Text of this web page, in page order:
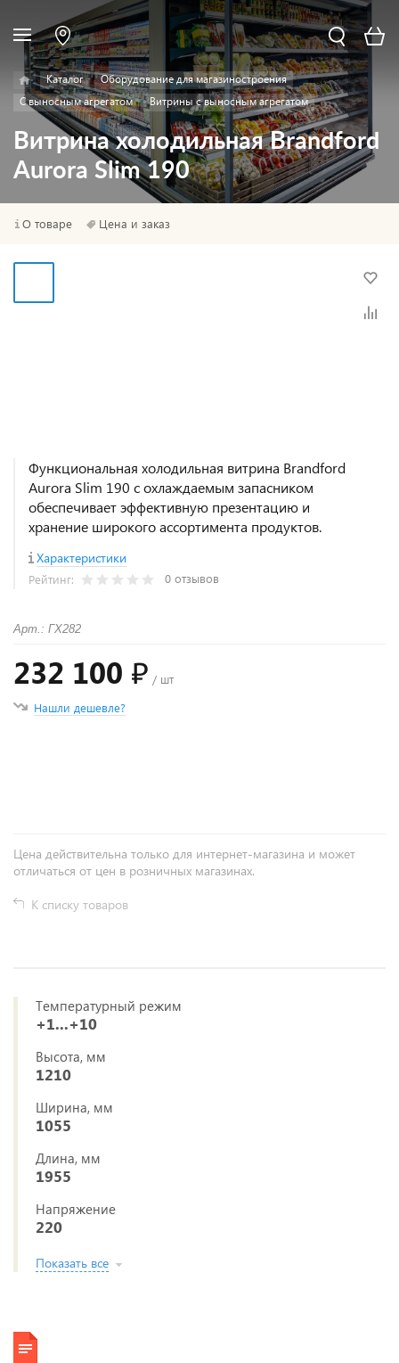
Каталог
Оборудование для магазиностроения
С выносным агрегатом
Витрины с выносным агрегатом
Витрина холодильная Brandford
Aurora Slim 190
О товаре Цена и заказ
Функциональная холодильная витрина Brandford
Aurora Slim 190 с охлаждаемым запасником
обеспечивает эффективную презентацию и
хранение широкого ассортимента продуктов.
Характеристики
Рейтинг: 0 отзывов
Арт.: ГХ282
232 100 ₽ / шт
Нашли дешевле?
Цена действительна только для интернет-магазина и может
отличаться от цен в розничных магазинах.
К списку товаров
Температурный режим
+1...+10
Высота, мм
1210
Ширина, мм
1055
Длина, мм
1955
Напряжение
220
Показать все